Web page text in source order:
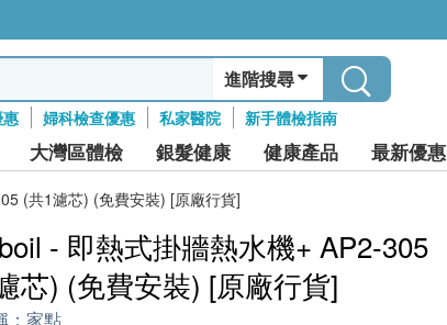
進階搜尋
婦科檢查優惠 私家醫院 新手體檢指南
大灣區體檢 銀髮健康 健康產品 最新優惠
(共1濾芯) (免費安裝) [原廠行貨]
- 即熱式掛牆熱水機+ AP2-305
芯) (免費安裝) [原廠行貨]
家點